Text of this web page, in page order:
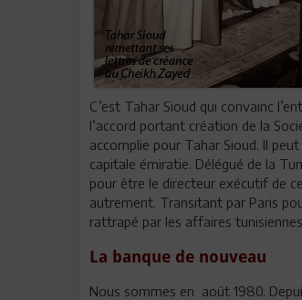
C’est Tahar Sioud qui convainc
l’accord portant création de la
accomplie pour Tahar Sioud. Il
capitale émiratie. Délégué de la
pour être le directeur exécutif de
autrement. Transitant par Paris
rattrapé par les affaires
La banque de nouveau
Nous sommes en août 1980.